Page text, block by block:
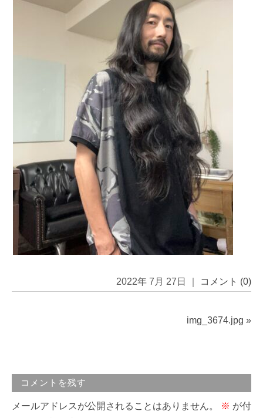
2022年 7月 27日 ｜ コメント (0)
img_3674.jpg »
コメントを残す
メールアドレスが公開されることはありません。 ※ が付